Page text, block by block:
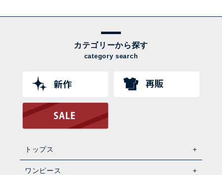
カテゴリーから探す
category search
トップス
ワンピース